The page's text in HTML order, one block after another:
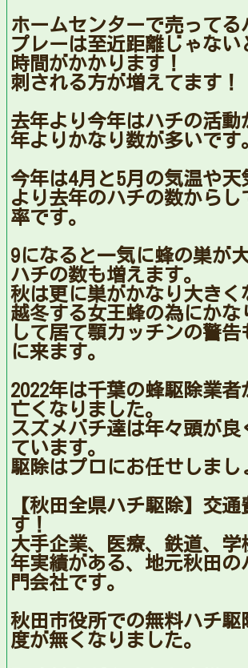
ホームセンターで売ってる
プレーは至近距離じゃない
時間がかかります！
刺される方が増えてます！
去年より今年はハチの活動
年よりかなり数が多いです
今年は4月と5月の気温や天
より去年のハチの数からし
率です。
9になると一気に蜂の巣が
ハチの数も増えます。
秋は更に巣がかなり大きく
越冬する女王蜂の為にかな
して居て顎カッチンの警告
に来ます。
2022年は千葉の蜂駆除業者
亡くなりました。
スズメバチ達は年々頭が良
ています。
駆除はプロにお任せしまし
【秋田全県ハチ駆除】交
す！
大手企業、医療、鉄道、学
年実績がある、地元秋田の
門会社です。
秋田市役所での無料ハチ駆
度が無くなりました。